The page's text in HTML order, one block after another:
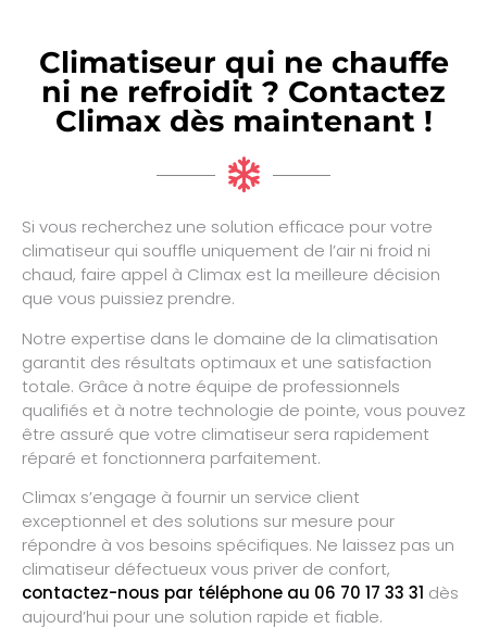
Climatiseur qui ne chauffe
ni ne refroidit ? Contactez
Climax dès maintenant !
Si vous recherchez une solution efficace pour votre
climatiseur qui souffle uniquement de l’air ni froid ni
chaud, faire appel à Climax est la meilleure décision
que vous puissiez prendre.
Notre expertise dans le domaine de la climatisation
garantit des résultats optimaux et une satisfaction
totale. Grâce à notre équipe de professionnels
qualifiés et à notre technologie de pointe, vous pouvez
être assuré que votre climatiseur sera rapidement
réparé et fonctionnera parfaitement.
Climax s’engage à fournir un service client
exceptionnel et des solutions sur mesure pour
répondre à vos besoins spécifiques. Ne laissez pas un
climatiseur défectueux vous priver de confort,
contactez-nous par téléphone au 06 70 17 33 31 dès
aujourd’hui pour une solution rapide et fiable.